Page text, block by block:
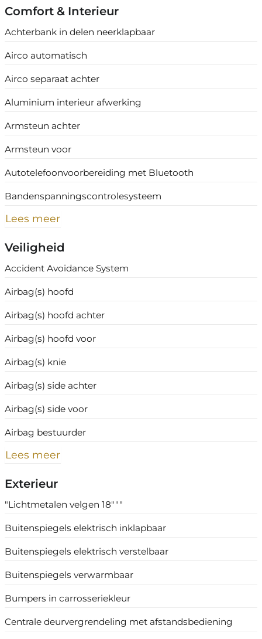
Comfort & Interieur
Achterbank in delen neerklapbaar
Airco automatisch
Airco separaat achter
Aluminium interieur afwerking
Armsteun achter
Armsteun voor
Autotelefoonvoorbereiding met Bluetooth
Bandenspanningscontrolesysteem
Lees meer
Veiligheid
Accident Avoidance System
Airbag(s) hoofd
Airbag(s) hoofd achter
Airbag(s) hoofd voor
Airbag(s) knie
Airbag(s) side achter
Airbag(s) side voor
Airbag bestuurder
Lees meer
Exterieur
"Lichtmetalen velgen 18"""
Buitenspiegels elektrisch inklapbaar
Buitenspiegels elektrisch verstelbaar
Buitenspiegels verwarmbaar
Bumpers in carrosseriekleur
Centrale deurvergrendeling met afstandsbediening